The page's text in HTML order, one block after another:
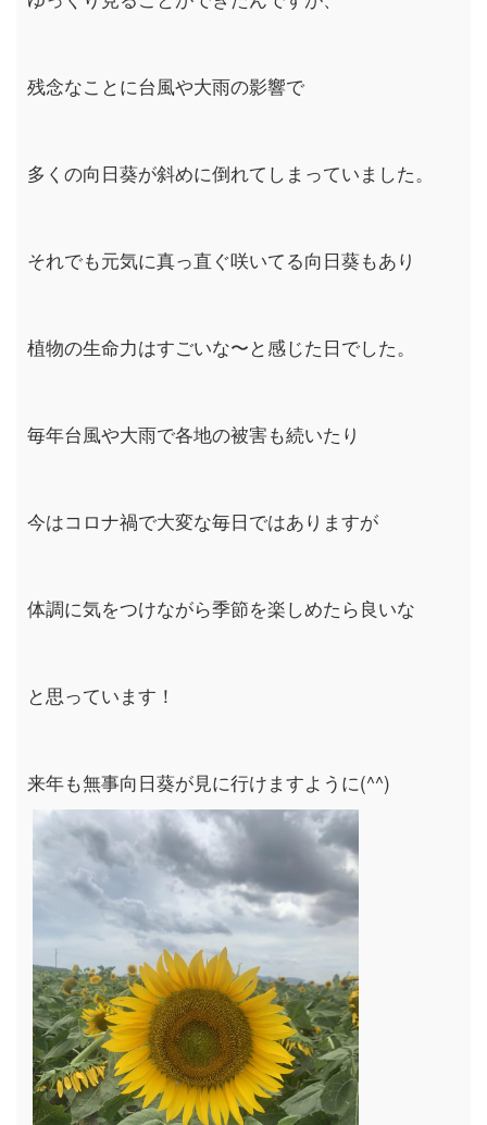
残念なことに台風や大雨の影響で
多くの向日葵が斜めに倒れてしまっていました。
それでも元気に真っ直ぐ咲いてる向日葵もあり
植物の生命力はすごいな〜と感じた日でした。
毎年台風や大雨で各地の被害も続いたり
今はコロナ禍で大変な毎日ではありますが
体調に気をつけながら季節を楽しめたら良いな
と思っています！
来年も無事向日葵が見に行けますように(^^)